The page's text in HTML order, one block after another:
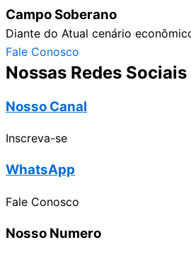
Campo Soberano
Diante do Atual cenário
Fale Conosco
Nossas Redes Sociais
Nosso Canal
Inscreva-se
WhatsApp
Fale Conosco
Nosso Numero